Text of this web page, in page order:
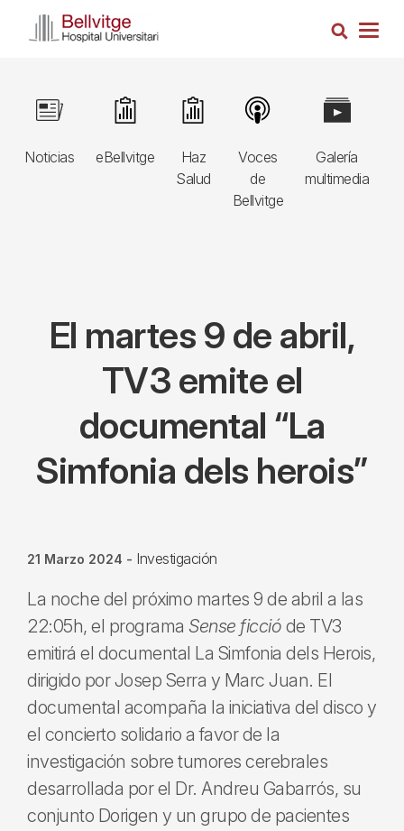
Busca
Navegació
principal
3r
Noticias
Image
eBellvitge
Image
Haz
Salud
Image
Voces
de
Bellvitge
Image
Galería
multimedia
Image
El martes 9 de abril,
TV3 emite el
documental “La
Simfonia dels herois”
21 Marzo 2024 - Investigación
La noche del próximo martes 9 de abril a las
22:05h, el programa Sense ficció de TV3
emitirá el documental La Simfonia dels Herois,
dirigido por Josep Serra y Marc Juan. El
documental acompaña la iniciativa del disco y
el concierto solidario a favor de la
investigación sobre tumores cerebrales
desarrollada por el Dr. Andreu Gabarrós, su
conjunto Dorigen y un grupo de pacientes